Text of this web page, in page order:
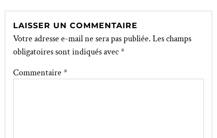
LAISSER UN COMMENTAIRE
Votre adresse e-mail ne sera pas publiée. Les champs
obligatoires sont indiqués avec*
Commentaire *